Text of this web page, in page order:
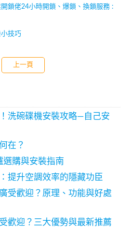
鎖佬24小時開鎖、爆鎖、換鎖服務 :
技巧
上一頁
洗碗碟機安裝攻略—自己安
在？
選購與安裝指南
提升空調效率的隱藏功臣
受歡迎？原理、功能與好處
歡迎？三大優勢與最新推薦